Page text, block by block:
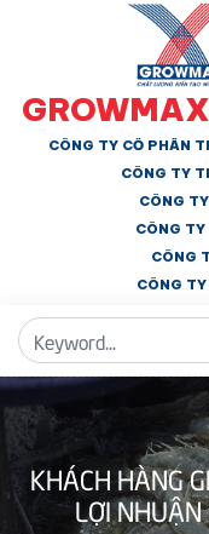
CÔNG TY CỔ PHẦN
CÔNG TY
CÔNG
CÔNG TY
CÔNG
CÔNG
KHÁCH HÀNG
LỢI